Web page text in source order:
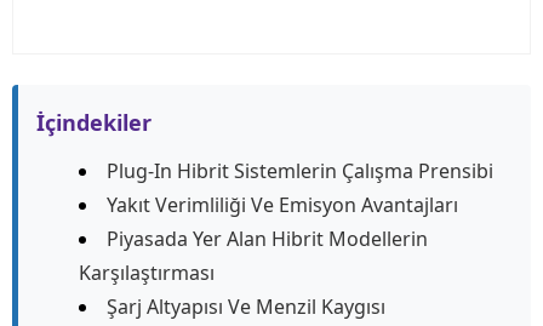
İçindekiler
Plug-In Hibrit Sistemlerin Çalışma Prensibi
Yakıt Verimliliği Ve Emisyon Avantajları
Piyasada Yer Alan Hibrit Modellerin
Karşılaştırması
Şarj Altyapısı Ve Menzil Kaygısı